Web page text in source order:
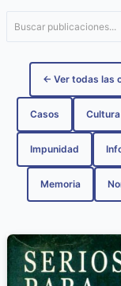
← Ver todas las
Casos Cultura
Impunidad
Memoria